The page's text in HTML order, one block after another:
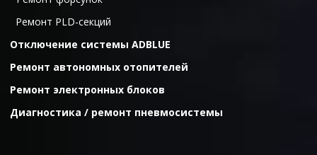
Ремонт PLD-секций
Отключение системы ADBLUE
Ремонт автономных отопителей
Ремонт электронных блоков
Диагностика / ремонт пневмосистемы